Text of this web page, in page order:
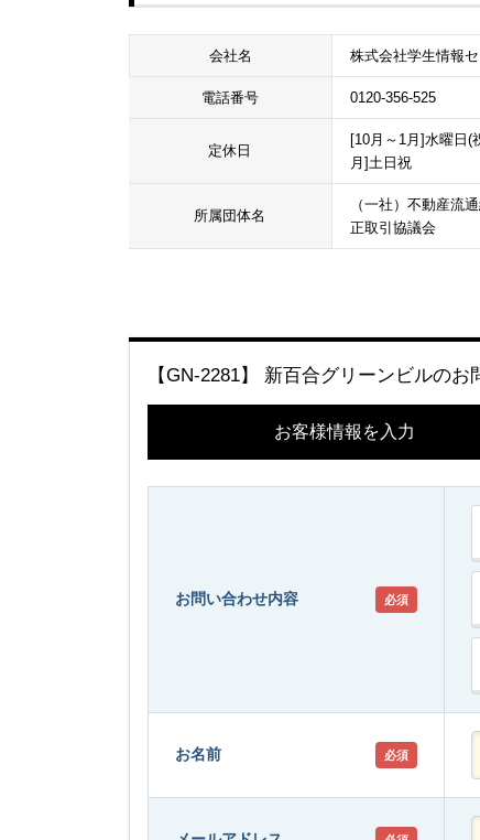
会社名 株式会社学生情報
電話番号 0120-356-525
定休日
[10月～1月]水曜日(
月]土日祝
所属団体名
（一社）不動産流
正取引協議会
【GN-2281】 新百合グリーンビルのお
お客様情報を入力
お問い合わせ内容 必須
お名前 必須